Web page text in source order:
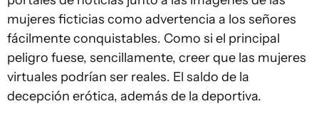
mujeres ficticias como advertencia a los señores
fácilmente conquistables. Como si el principal
peligro fuese, sencillamente, creer que las mujeres
virtuales podrían ser reales. El saldo de la
decepción erótica, además de la deportiva.